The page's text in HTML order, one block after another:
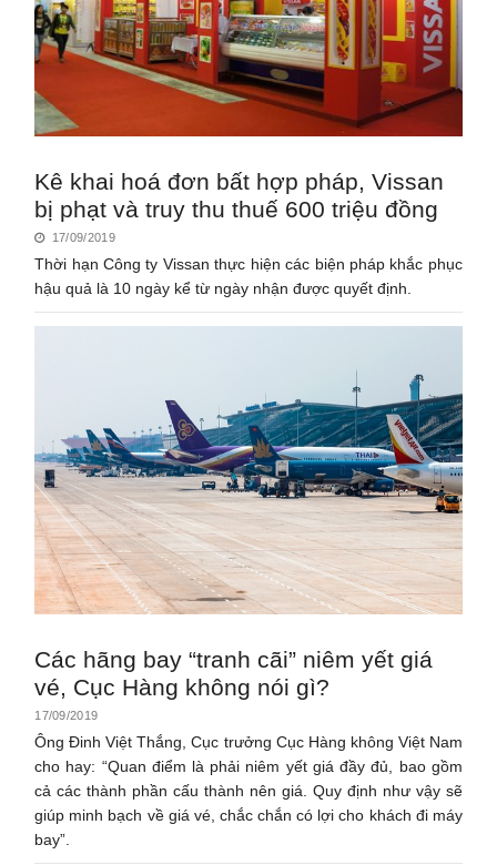
Kê khai hoá đơn bất hợp pháp, Vissan
bị phạt và truy thu thuế 600 triệu đồng
17/09/2019
Thời hạn Công ty Vissan thực hiện các biện pháp khắc phục
hậu quả là 10 ngày kể từ ngày nhận được quyết định.
Các hãng bay “tranh cãi” niêm yết giá
vé, Cục Hàng không nói gì?
17/09/2019
Ông Đinh Việt Thắng, Cục trưởng Cục Hàng không Việt Nam
cho hay: “Quan điểm là phải niêm yết giá đầy đủ, bao gồm
cả các thành phần cấu thành nên giá. Quy định như vậy sẽ
giúp minh bạch về giá vé, chắc chắn có lợi cho khách đi máy
bay”.